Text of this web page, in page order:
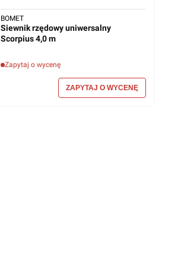
Siewnik rzędowy uniwersalny
Scorpius 4,0 m
Zapytaj o wycenę
BOMET